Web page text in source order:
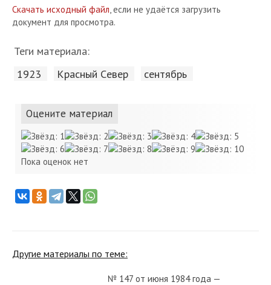
Скачать исходный файл, если не удаётся загрузить
документ для просмотра.
Теги материала:
1923 Красный Cевер сентябрь
Оцените материал
Пока оценок нет
Другие материалы по теме:
№ 147 от июня 1984 года —